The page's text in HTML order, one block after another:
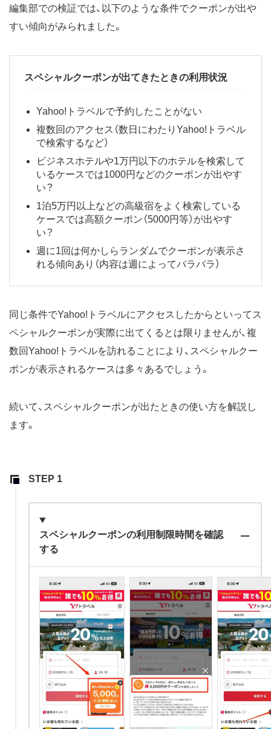
編集部での検証では、以下のような条件でクーポンが出や
すい傾向がみられました。
スペシャルクーポンが出てきたときの利用状況
Yahoo!トラベルで予約したことがない
複数回のアクセス（数日にわたりYahoo!トラベル
で検索するなど）
ビジネスホテルや1万円以下のホテルを検索して
いるケースでは1000円などのクーポンが出やす
い？
1泊5万円以上などの高級宿をよく検索している
ケースでは高額クーポン（5000円等）が出やす
い？
週に1回は何かしらランダムでクーポンが表示さ
れる傾向あり（内容は週によってバラバラ）
同じ条件でYahoo!トラベルにアクセスしたからといってス
ペシャルクーポンが実際に出てくるとは限りませんが、複
数回Yahoo!トラベルを訪れることにより、スペシャルクー
ポンが表示されるケースは多々あるでしょう。
続いて、スペシャルクーポンが出たときの使い方を解説し
ます。
スペシャルクーポンの利用制限時間を確認
する